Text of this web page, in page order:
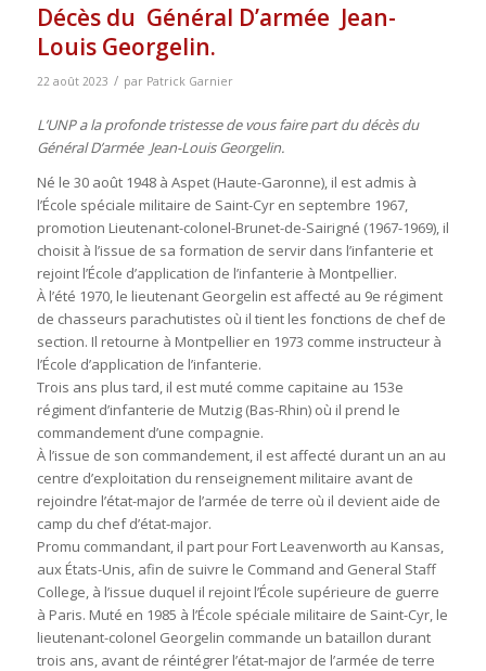
Décès du Général D’armée Jean-
Louis Georgelin.
22 août 2023 / par Patrick Garnier
L’UNPa la profonde tristesse de vous faire part du décès du
Général D’armée Jean-Louis Georgelin.
Né le 30 août 1948 à Aspet (Haute-Garonne), il est admis à
l’École spéciale militaire de Saint-Cyr en septembre 1967,
promotion Lieutenant-colonel-Brunet-de-Sairigné (1967-1969), il
choisit à l’issue de sa formation de servir dans l’infanterie et
rejoint l’École d’application de l’infanterie à Montpellier.
À l’été 1970, le lieutenant Georgelin est affecté au 9e régiment
de chasseurs parachutistes où il tient les fonctions de chef de
section. Il retourne à Montpellier en 1973 comme instructeur à
l’École d’application de l’infanterie.
Trois ans plus tard, il est muté comme capitaine au 153e
régiment d’infanterie de Mutzig (Bas-Rhin) où il prend le
commandement d’une compagnie.
À l’issue de son commandement, il est affecté durant un an au
centre d’exploitation du renseignement militaire avant de
rejoindre l’état-major de l’armée de terre où il devient aide de
camp du chef d’état-major.
Promu commandant, il part pour Fort Leavenworth au Kansas,
aux États-Unis, afin de suivre le Command and General Staff
College, à l’issue duquel il rejoint l’École supérieure de guerre
à Paris. Muté en 1985 à l’École spéciale militaire de Saint-Cyr, le
lieutenant-colonel Georgelin commande un bataillon durant
trois ans, avant de réintégrer l’état-major de l’armée de terre